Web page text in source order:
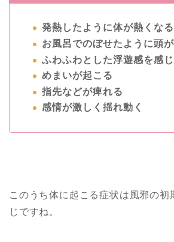
発熱したように体が熱くなる
お風呂でのぼせたように頭
ふわふわとした浮遊感を感
めまいが起こる
指先などが痺れる
感情が激しく揺れ動く
このうち体に起こる症状は風邪の初
じですね。